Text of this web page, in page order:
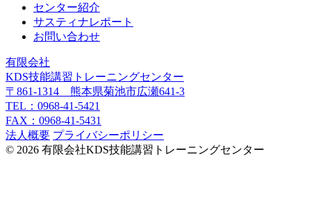
センター紹介
サスティナレポート
お問い合わせ
有限会社
KDS技能講習トレーニングセンター
〒861-1314 熊本県菊池市広瀬641-3
TEL：0968-41-5421
FAX：0968-41-5431
法人概要 プライバシーポリシー
© 2026 有限会社KDS技能講習トレーニングセンター